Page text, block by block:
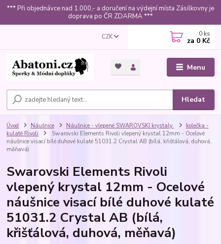
*** Při objednávce nad 1.000,- a doručení na výdejní místa Zásilkovny je
doprava po ČR ZDARMA ***
Menu
CZK
Hledat
0 ks
za 0 Kč
Úvod Náušnice Náušnice - vlepené SWAROVSKI krystaly
kolečka -
kulaté Rivoli
Swarovski Elements Rivoli vlepený krystal 12mm - Ocelové
náušnice visací bílé duhové kulaté 51031.2 Crystal AB (bílá, křišťálová, duhová,
měňavá)
Swarovski Elements Rivoli
vlepený krystal 12mm - Ocelové
náušnice visací bílé duhové kulaté
51031.2 Crystal AB (bílá,
křišťálová, duhová, měňavá)